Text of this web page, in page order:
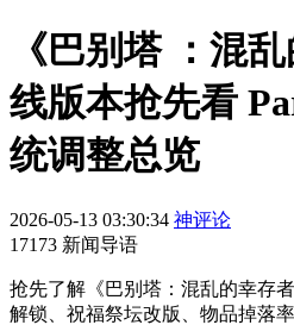
《巴别塔 ：混
线版本抢先看
统调整总览
2026-05-13 03:30:34 神评论
17173 新闻导语
抢先了解《巴别塔：混乱的幸存
解锁、祝福祭坛改版、物品掉落